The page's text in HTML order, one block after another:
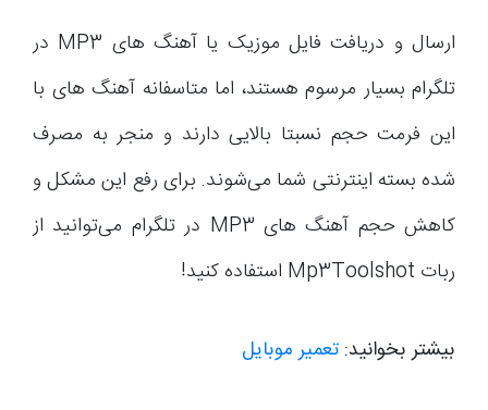
ارسال و دریافت فایل موزیک یا آهنگ های MP3 در
تلگرام بسیار مرسوم هستند، اما متاسفانه آهنگ های با
این فرمت حجم نسبتا بالایی دارند و منجر به مصرف
شده بسته اینترنتی شما می‌شوند. برای رفع این مشکل و
کاهش حجم آهنگ های MP3 در تلگرام می‌توانید از
ربات Mp3Toolshot استفاده کنید!
بیشتر بخوانید: تعمیر موبایل